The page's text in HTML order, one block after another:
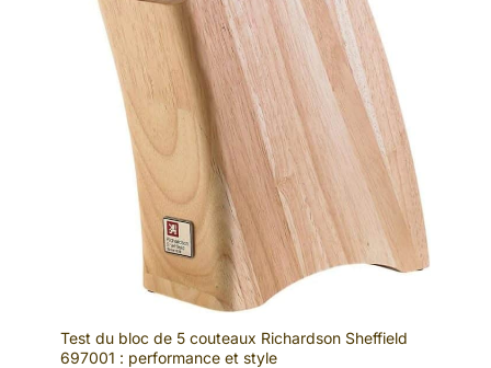
Test du bloc de 5 couteaux Richardson Sheffield
697001 : performance et style